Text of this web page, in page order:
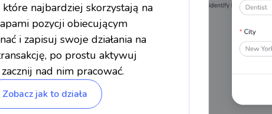
najbardziej skorzystają na
pozycji obiecującym
i zapisuj swoje działania na
po prostu aktywuj
nad nim pracować.
Zobacz jak to działa